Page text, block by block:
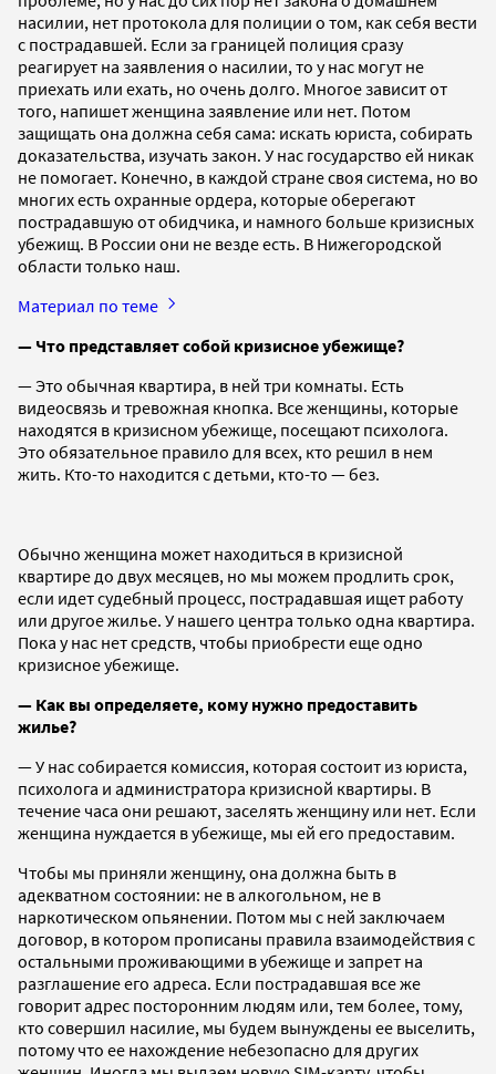
насилии, нет протокола для полиции о том, как себя вести
с пострадавшей. Если за границей полиция сразу
реагирует на заявления о насилии, то у нас могут не
приехать или ехать, но очень долго. Многое зависит от
того, напишет женщина заявление или нет. Потом
защищать она должна себя сама: искать юриста, собирать
доказательства, изучать закон. У нас государство ей никак
не помогает. Конечно, в каждой стране своя система, но во
многих есть охранные ордера, которые оберегают
пострадавшую от обидчика, и намного больше кризисных
убежищ. В России они не везде есть. В Нижегородской
области только наш.
Материал по теме
— Что представляет собой кризисное убежище?
— Это обычная квартира, в ней три комнаты. Есть
видеосвязь и тревожная кнопка. Все женщины, которые
находятся в кризисном убежище, посещают психолога.
Это обязательное правило для всех, кто решил в нем
жить. Кто-то находится с детьми, кто-то — без.
Обычно женщина может находиться в кризисной
квартире до двух месяцев, но мы можем продлить срок,
если идет судебный процесс, пострадавшая ищет работу
или другое жилье. У нашего центра только одна квартира.
Пока у нас нет средств, чтобы приобрести еще одно
кризисное убежище.
— Как вы определяете, кому нужно предоставить
жилье?
— У нас собирается комиссия, которая состоит из юриста,
психолога и администратора кризисной квартиры. В
течение часа они решают, заселять женщину или нет. Если
женщина нуждается в убежище, мы ей его предоставим.
Чтобы мы приняли женщину, она должна быть в
адекватном состоянии: не в алкогольном, не в
наркотическом опьянении. Потом мы с ней заключаем
договор, в котором прописаны правила взаимодействия с
остальными проживающими в убежище и запрет на
разглашение его адреса. Если пострадавшая все же
говорит адрес посторонним людям или, тем более, тому,
кто совершил насилие, мы будем вынуждены ее выселить,
потому что ее нахождение небезопасно для других